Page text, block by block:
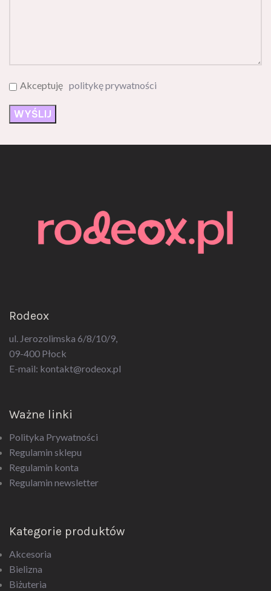
Akceptuję politykę prywatności
Rodeox
ul. Jerozolimska 6/8/10/9,
09-400 Płock
E-mail: kontakt@rodeox.pl
Ważne linki
Polityka Prywatności
Regulamin sklepu
Regulamin konta
Regulamin newsletter
Kategorie produktów
Akcesoria
Bielizna
Biżuteria